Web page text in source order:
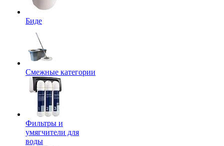
Биде
Смежные категории
Фильтры и
умягчители для
воды